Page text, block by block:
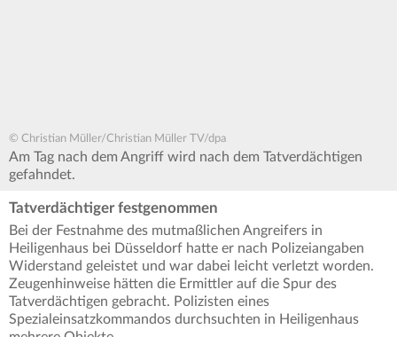
© Christian Müller/Christian Müller TV/dpa
Am Tag nach dem Angriff wird nach dem Tatverdächtigen
gefahndet.
Tatverdächtiger festgenommen
Bei der Festnahme des mutmaßlichen Angreifers in
Heiligenhaus bei Düsseldorf hatte er nach Polizeiangaben
Widerstand geleistet und war dabei leicht verletzt worden.
Zeugenhinweise hätten die Ermittler auf die Spur des
Tatverdächtigen gebracht. Polizisten eines
Spezialeinsatzkommandos durchsuchten in Heiligenhaus